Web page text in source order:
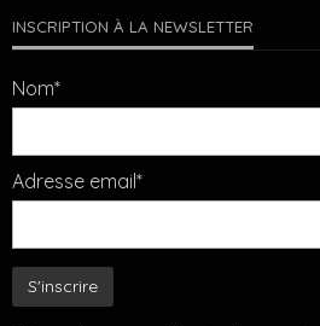
INSCRIPTION À LA NEWSLETTER
Nom*
Adresse email*